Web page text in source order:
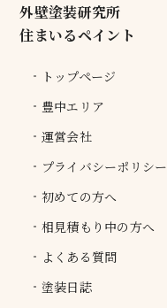
外壁塗装研究所
住まいるペイント
トップページ
豊中エリア
運営会社
プライバシーポリシー
初めての方へ
相見積もり中の方へ
よくある質問
塗装日誌